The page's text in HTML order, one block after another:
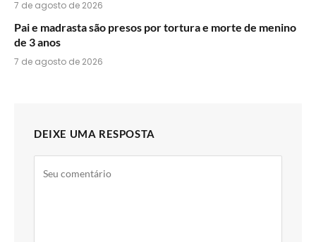
7 de agosto de 2026
Pai e madrasta são presos por tortura e morte de menino
de 3 anos
7 de agosto de 2026
DEIXE UMA RESPOSTA